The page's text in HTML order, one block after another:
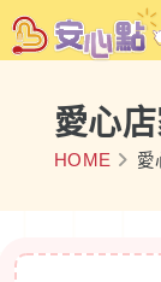
愛心
HOME 愛